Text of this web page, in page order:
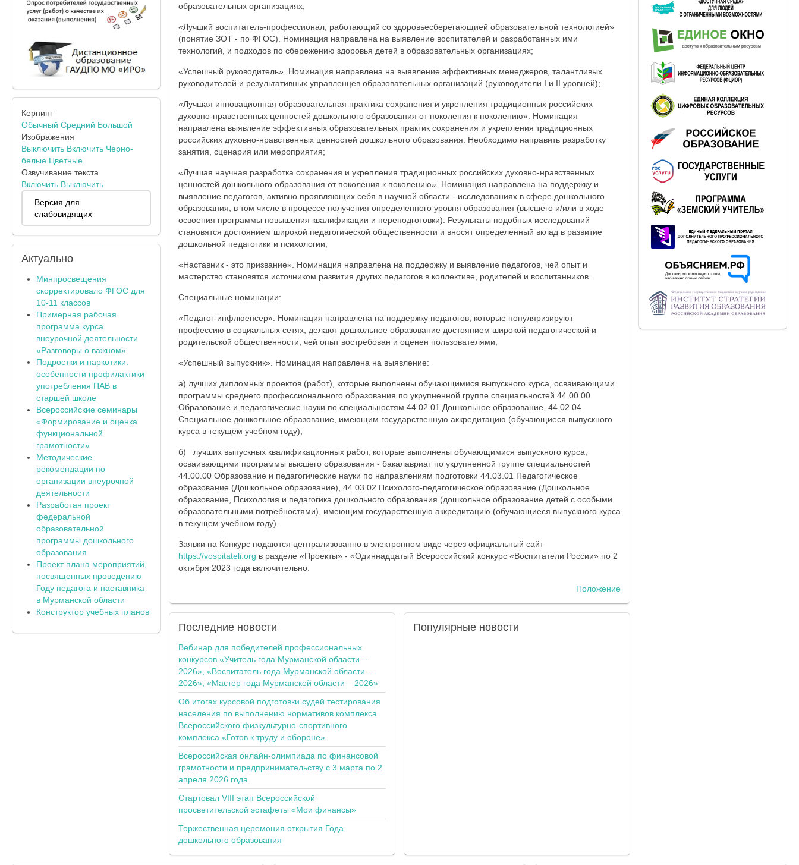
образовательных организациях;
«Лучший воспитатель-профессионал, работающий со здоровьесберегающией образовательной технологией»
(понятие ЗОТ - по ФГОС). Номинация направлена на выявление воспитателей и разработанных ими
технологий, и подходов по сбережению здоровья детей в образовательных организациях;
«Успешный руководитель». Номинация направлена на выявление эффективных менеджеров, талантливых
руководителей и результативных управленцев образовательных организаций (руководители I и II уровней);
«Лучшая инновационная образовательная практика сохранения и укрепления традиционных российских
духовно-нравственных ценностей дошкольного образования от поколения к поколению». Номинация
направлена выявление эффективных образовательных практик сохранения и укрепления традиционных
российских духовно-нравственных ценностей дошкольного образования. Необходимо направить разработку
занятия, сценария или мероприятия;
«Лучшая научная разработка сохранения и укрепления традиционных российских духовно-нравственных
ценностей дошкольного образования от поколения к поколению». Номинация направлена на поддержку и
выявление педагогов, активно проявляющих себя в научной области - исследованиях в сфере дошкольного
образования, в том числе в процессе получения определенного уровня образования (высшего и/или в ходе
освоения программы повышения квалификации и переподготовки). Результаты подобных исследований
становятся достоянием широкой педагогической общественности и вносят определенный вклад в развитие
дошкольной педагогики и психологии;
«Наставник - это призвание». Номинация направлена на поддержку и выявление педагогов, чей опыт и
мастерство становятся источником развития других педагогов в коллективе, родителей и воспитанников.
Специальные номинации:
«Педагог-инфлюенсер». Номинация направлена на поддержку педагогов, которые популяризируют
профессию в социальных сетях, делают дошкольное образование достоянием широкой педагогической и
родительской общественности, чей опыт востребован и оценен пользователями;
«Успешный выпускник». Номинация направлена на выявление:
а) лучших дипломных проектов (работ), которые выполнены обучающимися выпускного курса, осваивающими
программы среднего профессионального образования по укрупненной группе специальностей 44.00.00
Образование и педагогические науки по специальностям 44.02.01 Дошкольное образование, 44.02.04
Специальное дошкольное образование, имеющим государственную аккредитацию (обучающиеся выпускного
курса в текущем учебном году);
б) лучших выпускных квалификационных работ, которые выполнены обучающимися выпускного курса,
осваивающими программы высшего образования - бакалавриат по укрупненной группе специальностей
44.00.00 Образование и педагогические науки по направлениям подготовки 44.03.01 Педагогическое
образование (Дошкольное образование), 44.03.02 Психолого-педагогическое образование (Дошкольное
образование, Психология и педагогика дошкольного образования (дошкольное образование детей с особыми
образовательными потребностями), имеющим государственную аккредитацию (обучающиеся выпускного курса
в текущем учебном году).
Заявки на Конкурс подаются централизованно в электронном виде через официальный сайт
https://vospitateli.org в разделе «Проекты» - «Одиннадцатый Всероссийский конкурс «Воспитатели России» по 2
октября 2023 года включительно.
Положение
Последниеновости
Вебинар для победителей профессиональных
конкурсов «Учитель года Мурманской области –
2026», «Воспитатель года Мурманской области –
2026», «Мастер года Мурманской области – 2026»
Об итогах курсовой подготовки судей тестирования
населения по выполнению нормативов комплекса
Всероссийского физкультурно-спортивного
комплекса «Готов к труду и обороне»
Всероссийская онлайн-олимпиада по финансовой
грамотности и предпринимательству с 3 марта по 2
апреля 2026 года
Стартовал VIII этап Всероссийской
просветительской эстафеты «Мои финансы»
Торжественная церемония открытия Года
дошкольного образования
Популярныеновости
Кернинг
Обычный Средний Большой
Изображения
Выключить Включить Черно-
белые Цветные
Озвучивание текста
Включить Выключить
Версия для
слабовидящих
Актуально
Минпросвещения
скорректировало ФГОС для
10-11 классов
Примерная рабочая
программа курса
внеурочной деятельности
«Разговоры о важном»
Подростки и наркотики:
особенности профилактики
употребления ПАВ в
старшей школе
Всероссийские семинары
«Формирование и оценка
функциональной
грамотности»
Методические
рекомендации по
организации внеурочной
деятельности
Разработан проект
федеральной
образовательной
программы дошкольного
образования
Проект плана мероприятий,
посвященных проведению
Году педагога и наставника
в Мурманской области
Конструктор учебных планов